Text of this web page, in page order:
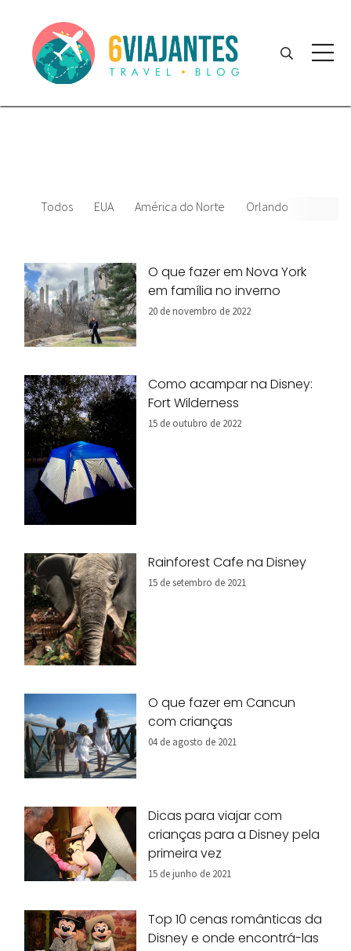
Todos EUA América do Norte Orlando
O que fazer em Nova York
em família no inverno
20 de novembro de 2022
Como acampar na Disney:
Fort Wilderness
15 de outubro de 2022
Rainforest Cafe na Disney
15 de setembro de 2021
O que fazer em Cancun
com crianças
04 de agosto de 2021
Dicas para viajar com
crianças para a Disney pela
primeira vez
15 de junho de 2021
Top 10 cenas românticas da
Disney e onde encontrá-las